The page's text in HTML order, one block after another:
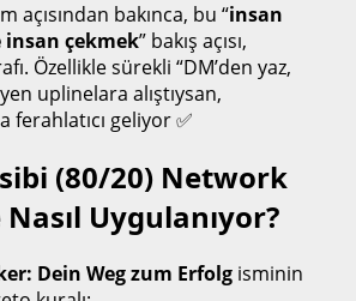
açısından bakınca, bu “insan
çekmek” bakış açısı,
Özellikle sürekli “DM’den yaz,
uplinelara alıştıysan,
ferahlatıcı geliyor ✅
(80/20) Network
Uygulanıyor?
Dein Weg zum Erfolg isminin